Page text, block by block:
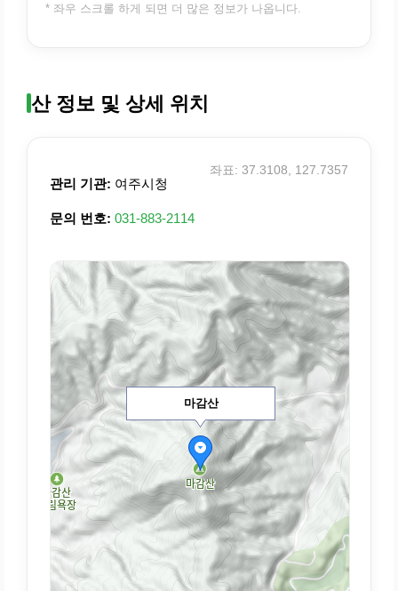
* 좌우 스크롤 하게 되면 더 많은 정보가 나옵니다.
산 정보 및 상세 위치
관리 기관: 여주시청
문의 번호: 031-883-2114
좌표: 37.3108, 127.7357
마감산